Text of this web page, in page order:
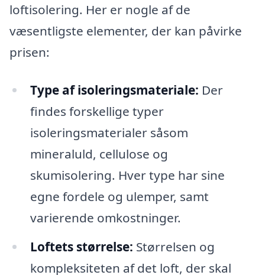
loftisolering. Her er nogle af de
væsentligste elementer, der kan påvirke
prisen:
Type af isoleringsmateriale: Der
findes forskellige typer
isoleringsmaterialer såsom
mineraluld, cellulose og
skumisolering. Hver type har sine
egne fordele og ulemper, samt
varierende omkostninger.
Loftets størrelse: Størrelsen og
kompleksiteten af det loft, der skal